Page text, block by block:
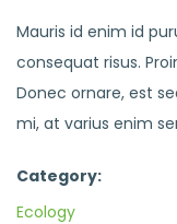
Mauris id enim id
consequat risus.
Donec ornare, est
mi, at varius enim
Category:
Ecology